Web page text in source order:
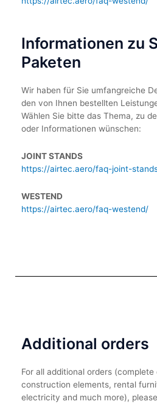
Informationen zu
Paketen
Wir haben für Sie umfangreiche
den von Ihnen bestellten
Wählen Sie bitte das Thema, zu
oder Informationen wünschen:
JOINT STANDS
https://airtec.aero/faq-joint-
WESTEND
https://airtec.aero/faq-westend/
Additional orders
For all additional orders
construction elements, rental
electricity and much more),